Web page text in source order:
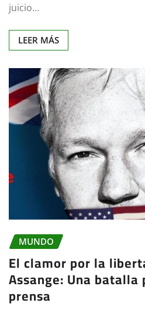
juicio…
LEER MÁS
MUNDO
El clamor por la
Assange: Una
prensa